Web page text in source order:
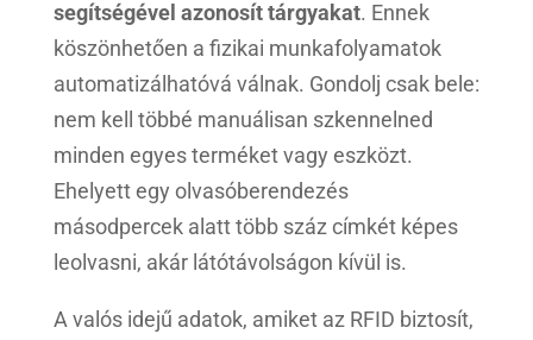
segítségével azonosít tárgyakat. Ennek
köszönhetően a fizikai munkafolyamatok
automatizálhatóvá válnak. Gondolj csak bele:
nem kell többé manuálisan szkennelned
minden egyes terméket vagy eszközt.
Ehelyett egy olvasóberendezés
másodpercek alatt több száz címkét képes
leolvasni, akár látótávolságon kívül is.
A valós idejű adatok, amiket az RFID biztosít,